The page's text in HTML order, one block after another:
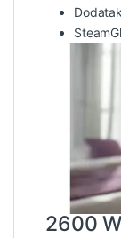
2600